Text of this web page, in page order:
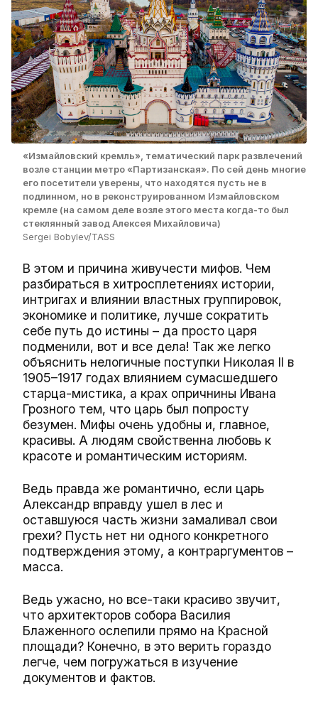
«Измайловский кремль», тематический парк развлечений
возле станции метро «Партизанская». По сей день многие
его посетители уверены, что находятся пусть не в
подлинном, но в реконструированном Измайловском
кремле (на самом деле возле этого места когда-то был
стеклянный завод Алексея Михайловича)
Sergei Bobylev/TASS
В этом и причина живучести мифов. Чем
разбираться в хитросплетениях истории,
интригах и влиянии властных группировок,
экономике и политике, лучше сократить
себе путь до истины – да просто царя
подменили, вот и все дела! Так же легко
объяснить нелогичные поступки Николая II в
1905–1917 годах влиянием сумасшедшего
старца-мистика, а крах опричнины Ивана
Грозного тем, что царь был попросту
безумен. Мифы очень удобны и, главное,
красивы. А людям свойственна любовь к
красоте и романтическим историям.
Ведь правда же романтично, если царь
Александр вправду ушел в лес и
оставшуюся часть жизни замаливал свои
грехи? Пусть нет ни одного конкретного
подтверждения этому, а контраргументов –
масса.
Ведь ужасно, но все-таки красиво звучит,
что архитекторов собора Василия
Блаженного ослепили прямо на Красной
площади? Конечно, в это верить гораздо
легче, чем погружаться в изучение
документов и фактов.